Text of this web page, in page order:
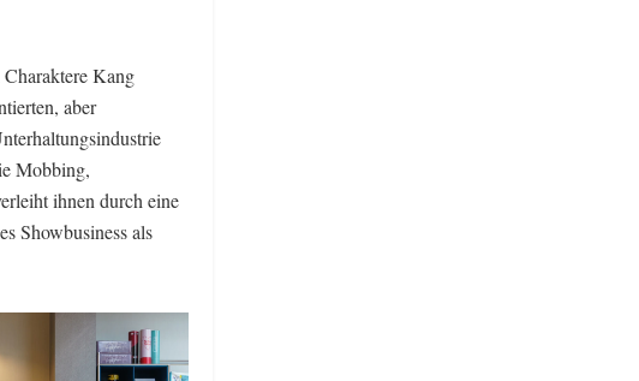
Kang
aber
Mobbing,
ihnen durch eine
Showbusiness als